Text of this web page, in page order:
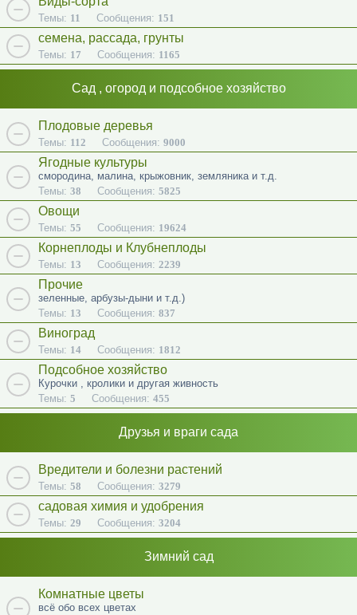
Темы: 11 Сообщения: 151
семена, рассада, грунты
Темы: 17 Сообщения: 1165
Сад , огород и подсобное хозяйство
Плодовые деревья
Темы: 112 Сообщения: 9000
Ягодные культуры
смородина, малина, крыжовник, земляника и т.д.
Темы: 38 Сообщения: 5825
Овощи
Темы: 55 Сообщения: 19624
Корнеплоды и Клубнеплоды
Темы: 13 Сообщения: 2239
Прочие
зеленные, арбузы-дыни и т.д.)
Темы: 13 Сообщения: 837
Виноград
Темы: 14 Сообщения: 1812
Подсобное хозяйство
Курочки , кролики и другая живность
Темы: 5 Сообщения: 455
Друзья и враги сада
Вредители и болезни растений
Темы: 58 Сообщения: 3279
садовая химия и удобрения
Темы: 29 Сообщения: 3204
Зимний сад
Комнатные цветы
всё обо всех цветах